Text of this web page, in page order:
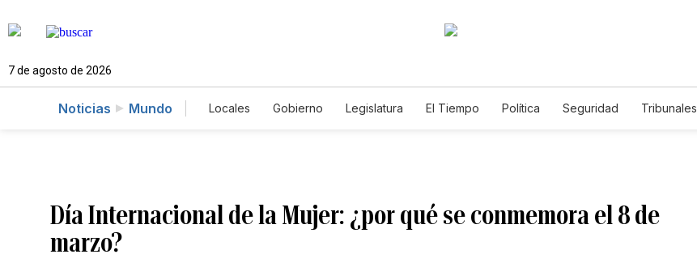
7 de agosto de 2026
Noticias Mundo Locales Gobierno Legislatura El Tiempo Política Seguridad Tribunales
Día Internacional de la Mujer: ¿por qué se conmemora el 8 de
marzo?